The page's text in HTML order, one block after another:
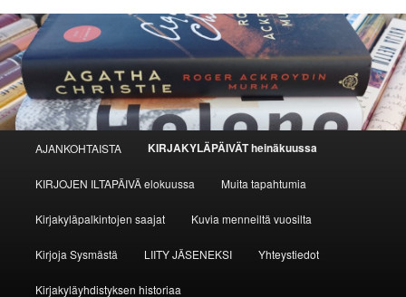
AJANKOHTAISTA KIRJAKYLÄPÄIVÄT heinäkuussa
KIRJOJEN ILTAPÄIVÄ elokuussa Muita tapahtumia
Kirjakyläpalkintojen saajat Kuvia menneiltä vuosilta
Kirjoja Sysmästä LIITY JÄSENEKSI Yhteystiedot
Kirjakyläyhdistyksen historiaa